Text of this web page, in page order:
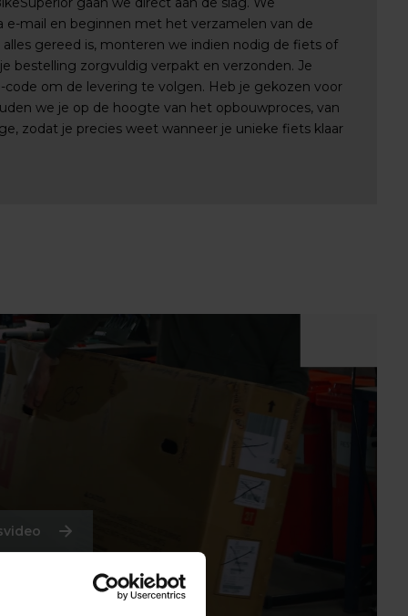
e-mail en beginnen met het verzamelen van de
gereed is, monteren we indien nodig de fiets of
bestelling zorgvuldig verpakt en verzonden. Je
om de levering te volgen. Heb je gekozen voor
we je op de hoogte van het opbouwproces, van
zodat je precies weet wanneer je unieke fiets klaar